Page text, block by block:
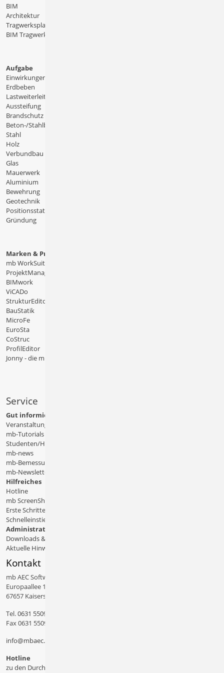
BIM
Architektur
Tragwerksplanung
BIM Tragwerksplanung
Aufgabe
Einwirkungen
Erdbeben
Lastweiterleitung
Aussteifung
Brandschutz
Beton-/Stahlbeton
Stahl
Holz
Verbundbau
Glas
Mauerwerk
Aluminium
Bewehrung
Geotechnik
Positionsstatik
Gründung
Marken & Produkte
mb WorkSuite
ProjektManager
BIMwork
ViCADo
StrukturEditor
BauStatik
MicroFe
EuroSta
CoStruc
ProfilEditor
Jonny - die mb-App
Service
Gut informiert
Veranstaltungen
mb-Tutorials
Studenten/Hochschule
mb-news
mb-Bemessungstafeln
mb-Newsletter
Hilfreiches
Hotline
mb ScreenShare
Erste Schritte
Schnelleinstiege & Doku
Administratives
Downloads & Patches
Aktuelle Hinweise
Kontakt
mb AEC Software GmbH
Europaallee 14
67657 Kaiserslautern
Tel.0631 550999 11
Fax 0631 550999 20
info@mbaec.de
Hotline
zu den Durchwahlen